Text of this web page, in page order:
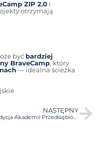
ZIP 2.0 i
otrzymają
być bardziej
BraveCamp, który
— idealna ścieżka
NASTĘPNY
15. edycja Akademii Przedsiębiorczości BraveCamp rozpoczęta – wpływ, który działa i zasięg, który niesie!